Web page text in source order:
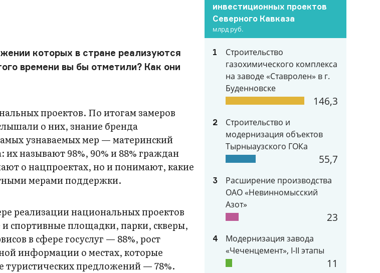
которых в стране реализуются
времени вы бы отметили? Как они
проектов. По итогам замеров
о них, знание бренда
узнаваемых мер — материнский
их называют 98%, 90% и 88% граждан
о нацпроектах, но и понимают, какие
мерами поддержки.
реализации национальных проектов
и спортивные площадки, парки, скверы,
в сфере госуслуг — 88%, рост
информации о местах, которые
туристических предложений — 78%.
инвестиционных проектов
Северного Кавказа
млрд руб.
1
Строительство
газохимического комплекса
на заводе «Ставролен» в г.
Буденновске
146,3
2
Строительство и
модернизация объектов
Тырныаузского ГОКа
55,7
3
Расширение производства
ОАО «Невинномысский
Азот»
23
4
Модернизация завода
«Чеченцемент», I-II этапы
11